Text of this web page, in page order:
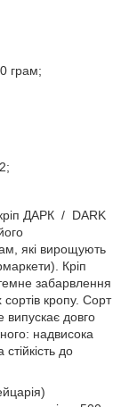
грам;
ДАРК / DARK
які вирощують
Кріп
забарвлення
кропу. Сорт
випускає довго
надвисока
до